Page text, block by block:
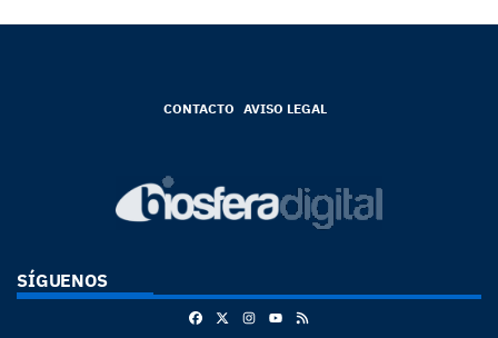
CONTACTO AVISO LEGAL
SÍGUENOS
FacebookInstagram